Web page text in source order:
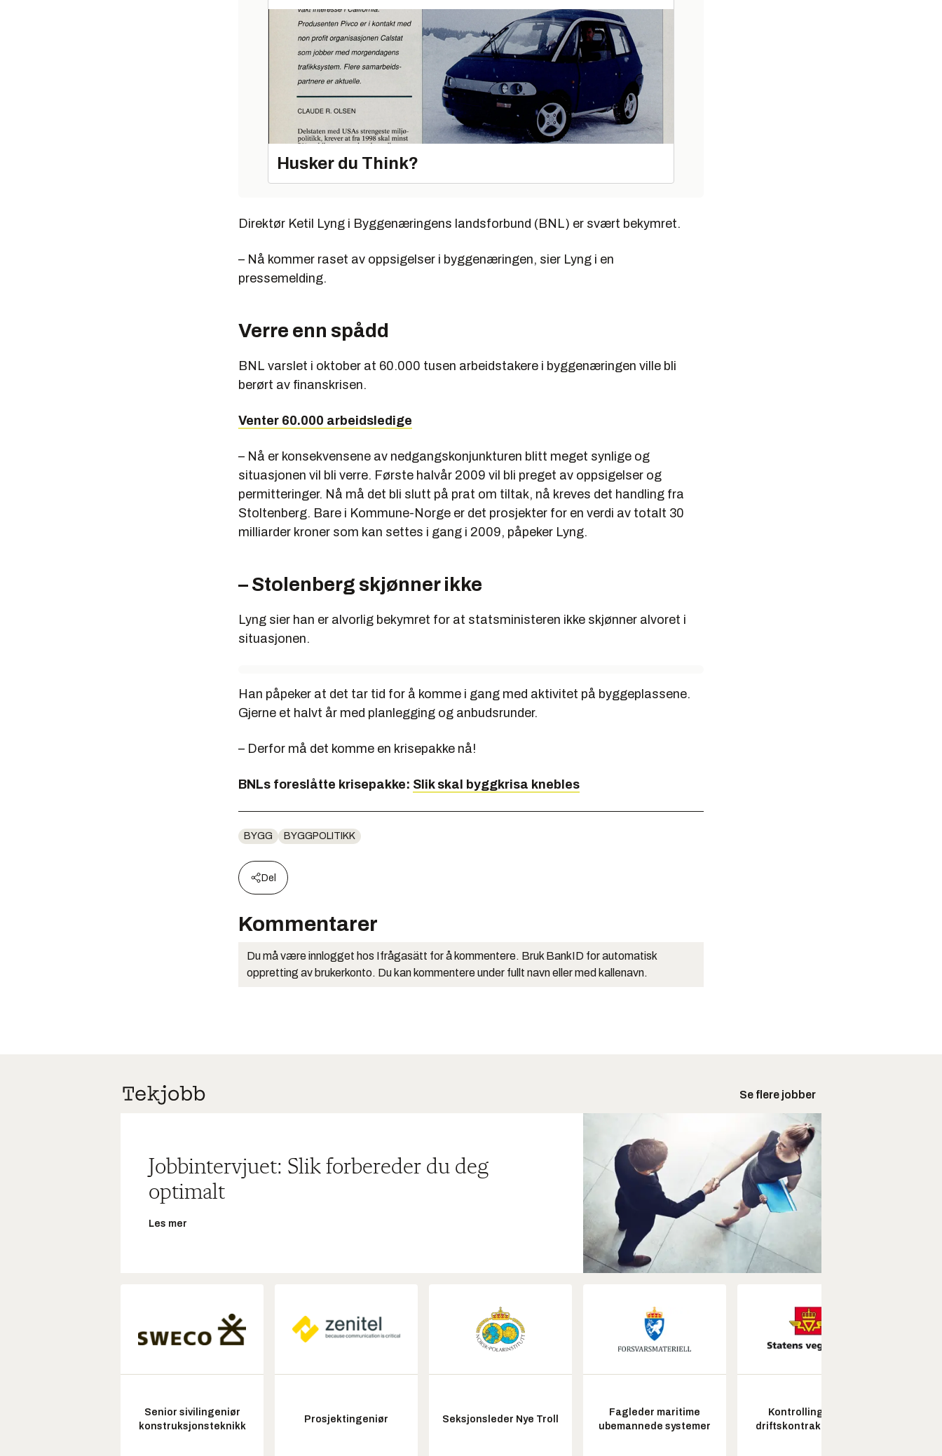
Husker du Think?
Direktør Ketil Lyng i Byggenæringens landsforbund (BNL) er svært bekymret.
– Nå kommer raset av oppsigelser i byggenæringen, sier Lyng i en
pressemelding.
Verre enn spådd
BNL varslet i oktober at 60.000 tusen arbeidstakere i byggenæringen ville bli
berørt av finanskrisen.
Venter 60.000 arbeidsledige
– Nå er konsekvensene av nedgangskonjunkturen blitt meget synlige og
situasjonen vil bli verre. Første halvår 2009 vil bli preget av oppsigelser og
permitteringer. Nå må det bli slutt på prat om tiltak, nå kreves det handling fra
Stoltenberg. Bare i Kommune-Norge er det prosjekter for en verdi av totalt 30
milliarder kroner som kan settes i gang i 2009, påpeker Lyng.
– Stolenberg skjønner ikke
Lyng sier han er alvorlig bekymret for at statsministeren ikke skjønner alvoret i
situasjonen.
Han påpeker at det tar tid for å komme i gang med aktivitet på byggeplassene.
Gjerne et halvt år med planlegging og anbudsrunder.
– Derfor må det komme en krisepakke nå!
BNLs foreslåtte krisepakke: Slik skal byggkrisa knebles
BYGG BYGGPOLITIKK
Del
Kommentarer
Du må være innlogget hos Ifrågasätt for å kommentere. Bruk BankID for automatisk
oppretting av brukerkonto. Du kan kommentere under fullt navn eller med kallenavn.
Se flere jobber
Jobbintervjuet: Slik forbereder du deg
optimalt
Les mer
Senior sivilingeniør
konstruksjonsteknikk
Prosjektingeniør Seksjonsleder Nye Troll
Fagleder maritime
ubemannede systemer
Kontrollingeniør
driftskontrakt elektro